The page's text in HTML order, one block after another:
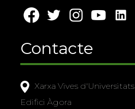
Contacte
Xarxa Vives d'Universitats
Edifici Àgora